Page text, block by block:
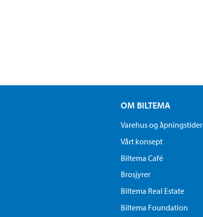
OM BILTEMA
Varehus og åpningstider
Vårt konsept
Biltema Café
Brosjyrer
Biltema Real Estate
Biltema Foundation